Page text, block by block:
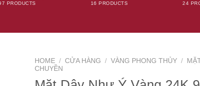
PRODUCTS 16 PRODUCTS 24
HOME / CỬA HÀNG / VÀNG PHONG THỦY /
CHUYỀN